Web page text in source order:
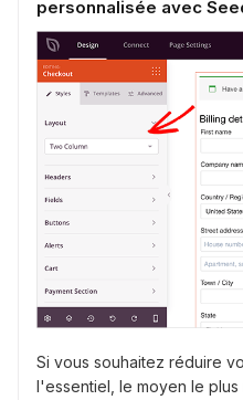
personnalisée avec
Si vous souhaitez réduire
l'essentiel, le moyen le